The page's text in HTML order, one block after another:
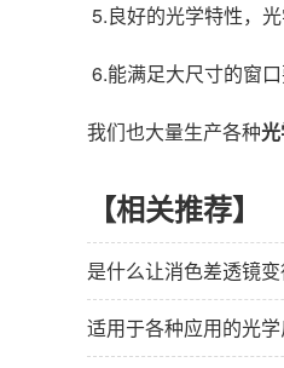
5.良好的光学特性，
6.能满足大尺寸的窗口
我们也大量生产各种
【相关推荐】
是什么让消色差透镜变
适用于各种应用的光